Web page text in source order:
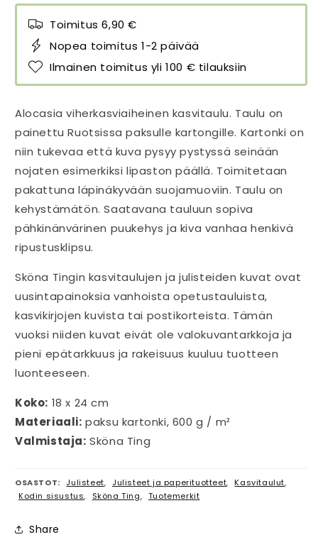
Toimitus 6,90 €
Nopea toimitus 1-2 päivää
Ilmainen toimitus yli 100 € tilauksiin
Alocasia viherkasviaiheinen kasvitaulu. Taulu on
painettu Ruotsissa paksulle kartongille. Kartonki on
niin tukevaa että kuva pysyy pystyssä seinään
nojaten esimerkiksi lipaston päällä. Toimitetaan
pakattuna läpinäkyvään suojamuoviin. Taulu on
kehystämätön. Saatavana tauluun sopiva
pähkinänvärinen puukehys ja kiva vanhaa henkivä
ripustusklipsu.
Sköna Tingin kasvitaulujen ja julisteiden kuvat ovat
uusintapainoksia vanhoista opetustauluista,
kasvikirjojen kuvista tai postikorteista. Tämän
vuoksi niiden kuvat eivät ole valokuvantarkkoja ja
pieni epätarkkuus ja rakeisuus kuuluu tuotteen
luonteeseen.
Koko: 18 x 24 cm
Materiaali: paksu kartonki, 600 g / m²
Valmistaja: Sköna Ting
OSASTOT: Julisteet, Julisteet ja paperituotteet, Kasvitaulut,
Kodin sisustus, Sköna Ting, Tuotemerkit
Share